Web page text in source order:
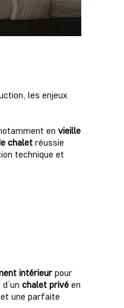
les enjeux
en vieille
chalet réussie
technique et
intérieur pour
chalet privé en
une parfaite